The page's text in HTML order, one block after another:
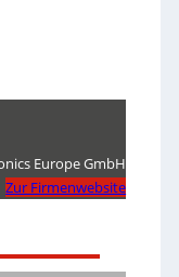
Europe GmbH
Zur Firmenwebsite